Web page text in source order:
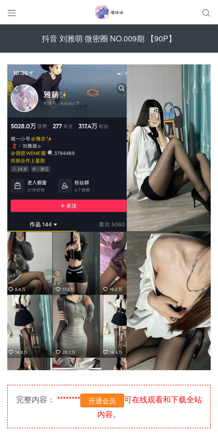
 
抖音 刘雅萌 微密圈 NO.009期 【90P】
完整内容： ******** 开通会员
可在线观看和下载全站
内容。